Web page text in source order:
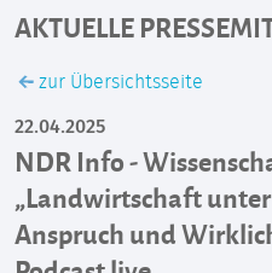
AKTUELLE
zur Übersichtsseite
22.04.2025
NDR Info -
„Landwirtschaft
Anspruch und